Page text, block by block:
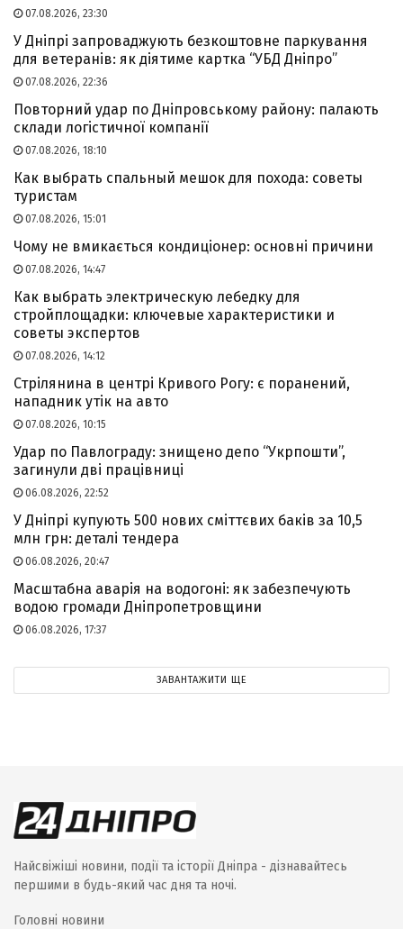
07.08.2026, 23:30
У Дніпрі запроваджують безкоштовне паркування
для ветеранів: як діятиме картка “УБД Дніпро”
07.08.2026, 22:36
Повторний удар по Дніпровському району: палають
склади логістичної компанії
07.08.2026, 18:10
Как выбрать спальный мешок для похода: советы
туристам
07.08.2026, 15:01
Чому не вмикається кондиціонер: основні причини
07.08.2026, 14:47
Как выбрать электрическую лебедку для
стройплощадки: ключевые характеристики и
советы экспертов
07.08.2026, 14:12
Стрілянина в центрі Кривого Рогу: є поранений,
нападник утік на авто
07.08.2026, 10:15
Удар по Павлограду: знищено депо “Укрпошти”,
загинули дві працівниці
06.08.2026, 22:52
У Дніпрі купують 500 нових сміттєвих баків за 10,5
млн грн: деталі тендера
06.08.2026, 20:47
Масштабна аварія на водогоні: як забезпечують
водою громади Дніпропетровщини
06.08.2026, 17:37
ЗАВАНТАЖИТИ ЩЕ
Найсвіжіші новини, події та історії Дніпра - дізнавайтесь
першими в будь-який час дня та ночі.
Головні новини